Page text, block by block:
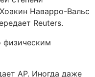
Наварро-Вальс
Reuters.
физическим
АР. Иногда даже